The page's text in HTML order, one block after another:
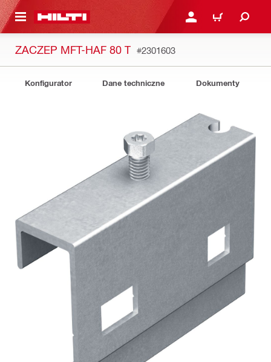
GŁÓWNEJ ZALOGUJ SIĘ LUB
KOSZYK
ZACZEP MFT-HAF 80 T #2301603
Konfigurator Dane techniczne Dokumenty